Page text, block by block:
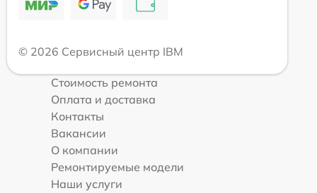
© 2026 Сервисный центр IBM
Стоимость ремонта
Оплата и доставка
Контакты
Вакансии
О компании
Ремонтируемые модели
Наши услуги